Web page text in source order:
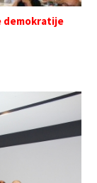
demokratije